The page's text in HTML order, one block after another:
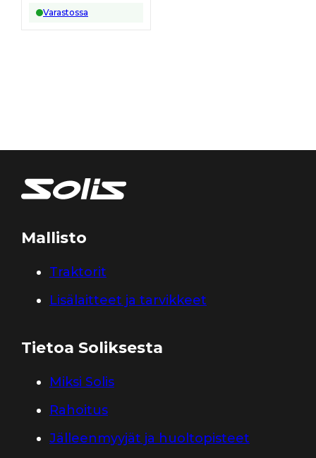
Varastossa
Mallisto
Traktorit
Lisälaitteet ja tarvikkeet
Tietoa Soliksesta
Miksi Solis
Rahoitus
Jälleenmyyjät ja huoltopisteet